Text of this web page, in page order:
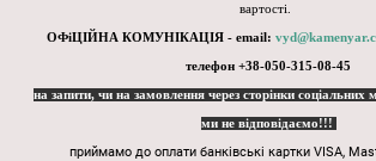
вартості.
ОФіЦІЙНА КОМУНІКАЦІЯ - email:
телефон +38-050-315-08-45
на запити, чи на замовлення через сторінки соціальних
ми не відповідаємо!!!
приймамо до оплати банківські картки VISA,